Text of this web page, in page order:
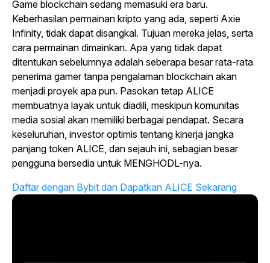
Game blockchain sedang memasuki era baru.
Keberhasilan permainan kripto yang ada, seperti Axie
Infinity, tidak dapat disangkal. Tujuan mereka jelas, serta
cara permainan dimainkan. Apa yang tidak dapat
ditentukan sebelumnya adalah seberapa besar rata-rata
penerima gamer tanpa pengalaman blockchain akan
menjadi proyek apa pun. Pasokan tetap ALICE
membuatnya layak untuk diadili, meskipun komunitas
media sosial akan memiliki berbagai pendapat. Secara
keseluruhan, investor optimis tentang kinerja jangka
panjang token ALICE, dan sejauh ini, sebagian besar
pengguna bersedia untuk MENGHODL-nya.
Daftar dengan Bybit dan Dapatkan ALICE Sekarang